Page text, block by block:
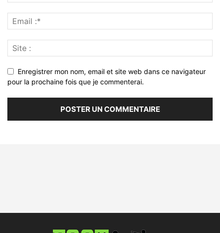
Enregistrer mon nom, email et site web dans ce navigateur
pour la prochaine fois que je commenterai.